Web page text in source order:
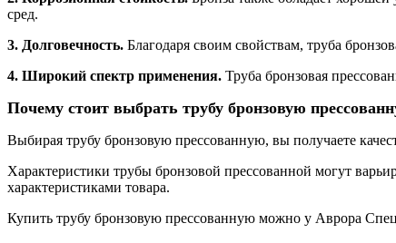
сред.
3. Долговечность. Благодаря своим свойствам, труба
4. Широкий спектр применения. Труба бронзовая
Почему стоит выбрать трубу бронзовую
Выбирая трубу бронзовую прессованную, вы получаете
Характеристики трубы бронзовой прессованной могут
характеристиками товара.
Купить трубу бронзовую прессованную можно у Аврора